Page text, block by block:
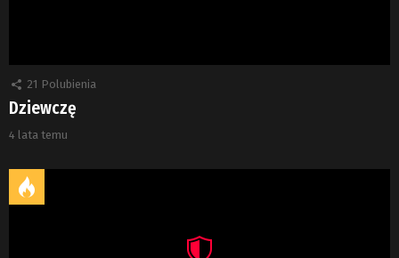
21 Polubienia
Dziewczę
4 lata temu